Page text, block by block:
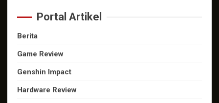
Portal Artikel
Berita
Game Review
Genshin Impact
Hardware Review